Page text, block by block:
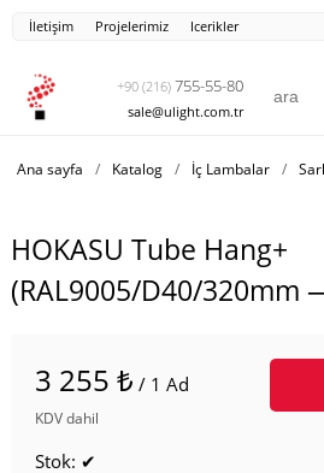
İletişim Projelerimiz Icerikler
+90 (216) 755-55-80
sale@ulight.com.tr
Ana sayfa / Katalog / İç Lambalar /
HOKASU Tube Hang+
(RAL9005/D40/320mm
3 255 ₺ / 1 Ad
KDV dahil
Stok: ✔